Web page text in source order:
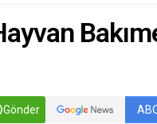
Gönder